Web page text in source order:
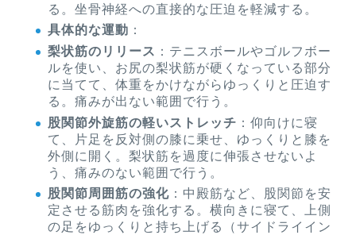
る。坐骨神経への直接的な圧迫を軽減する。
具体的な運動 ：
梨状筋のリリース ：テニスボールやゴルフボー
ルを使い、お尻の梨状筋が硬くなっている部分
に当てて、体重をかけながらゆっくりと圧迫す
る。痛みが出ない範囲で行う。
股関節外旋筋の軽いストレッチ ：仰向けに寝
て、片足を反対側の膝に乗せ、ゆっくりと膝を
外側に開く。梨状筋を過度に伸張させないよ
う、痛みのない範囲で行う。
股関節周囲筋の強化 ：中殿筋など、股関節を安
定させる筋肉を強化する。横向きに寝て、上側
の足をゆっくりと持ち上げる（サイドライイン